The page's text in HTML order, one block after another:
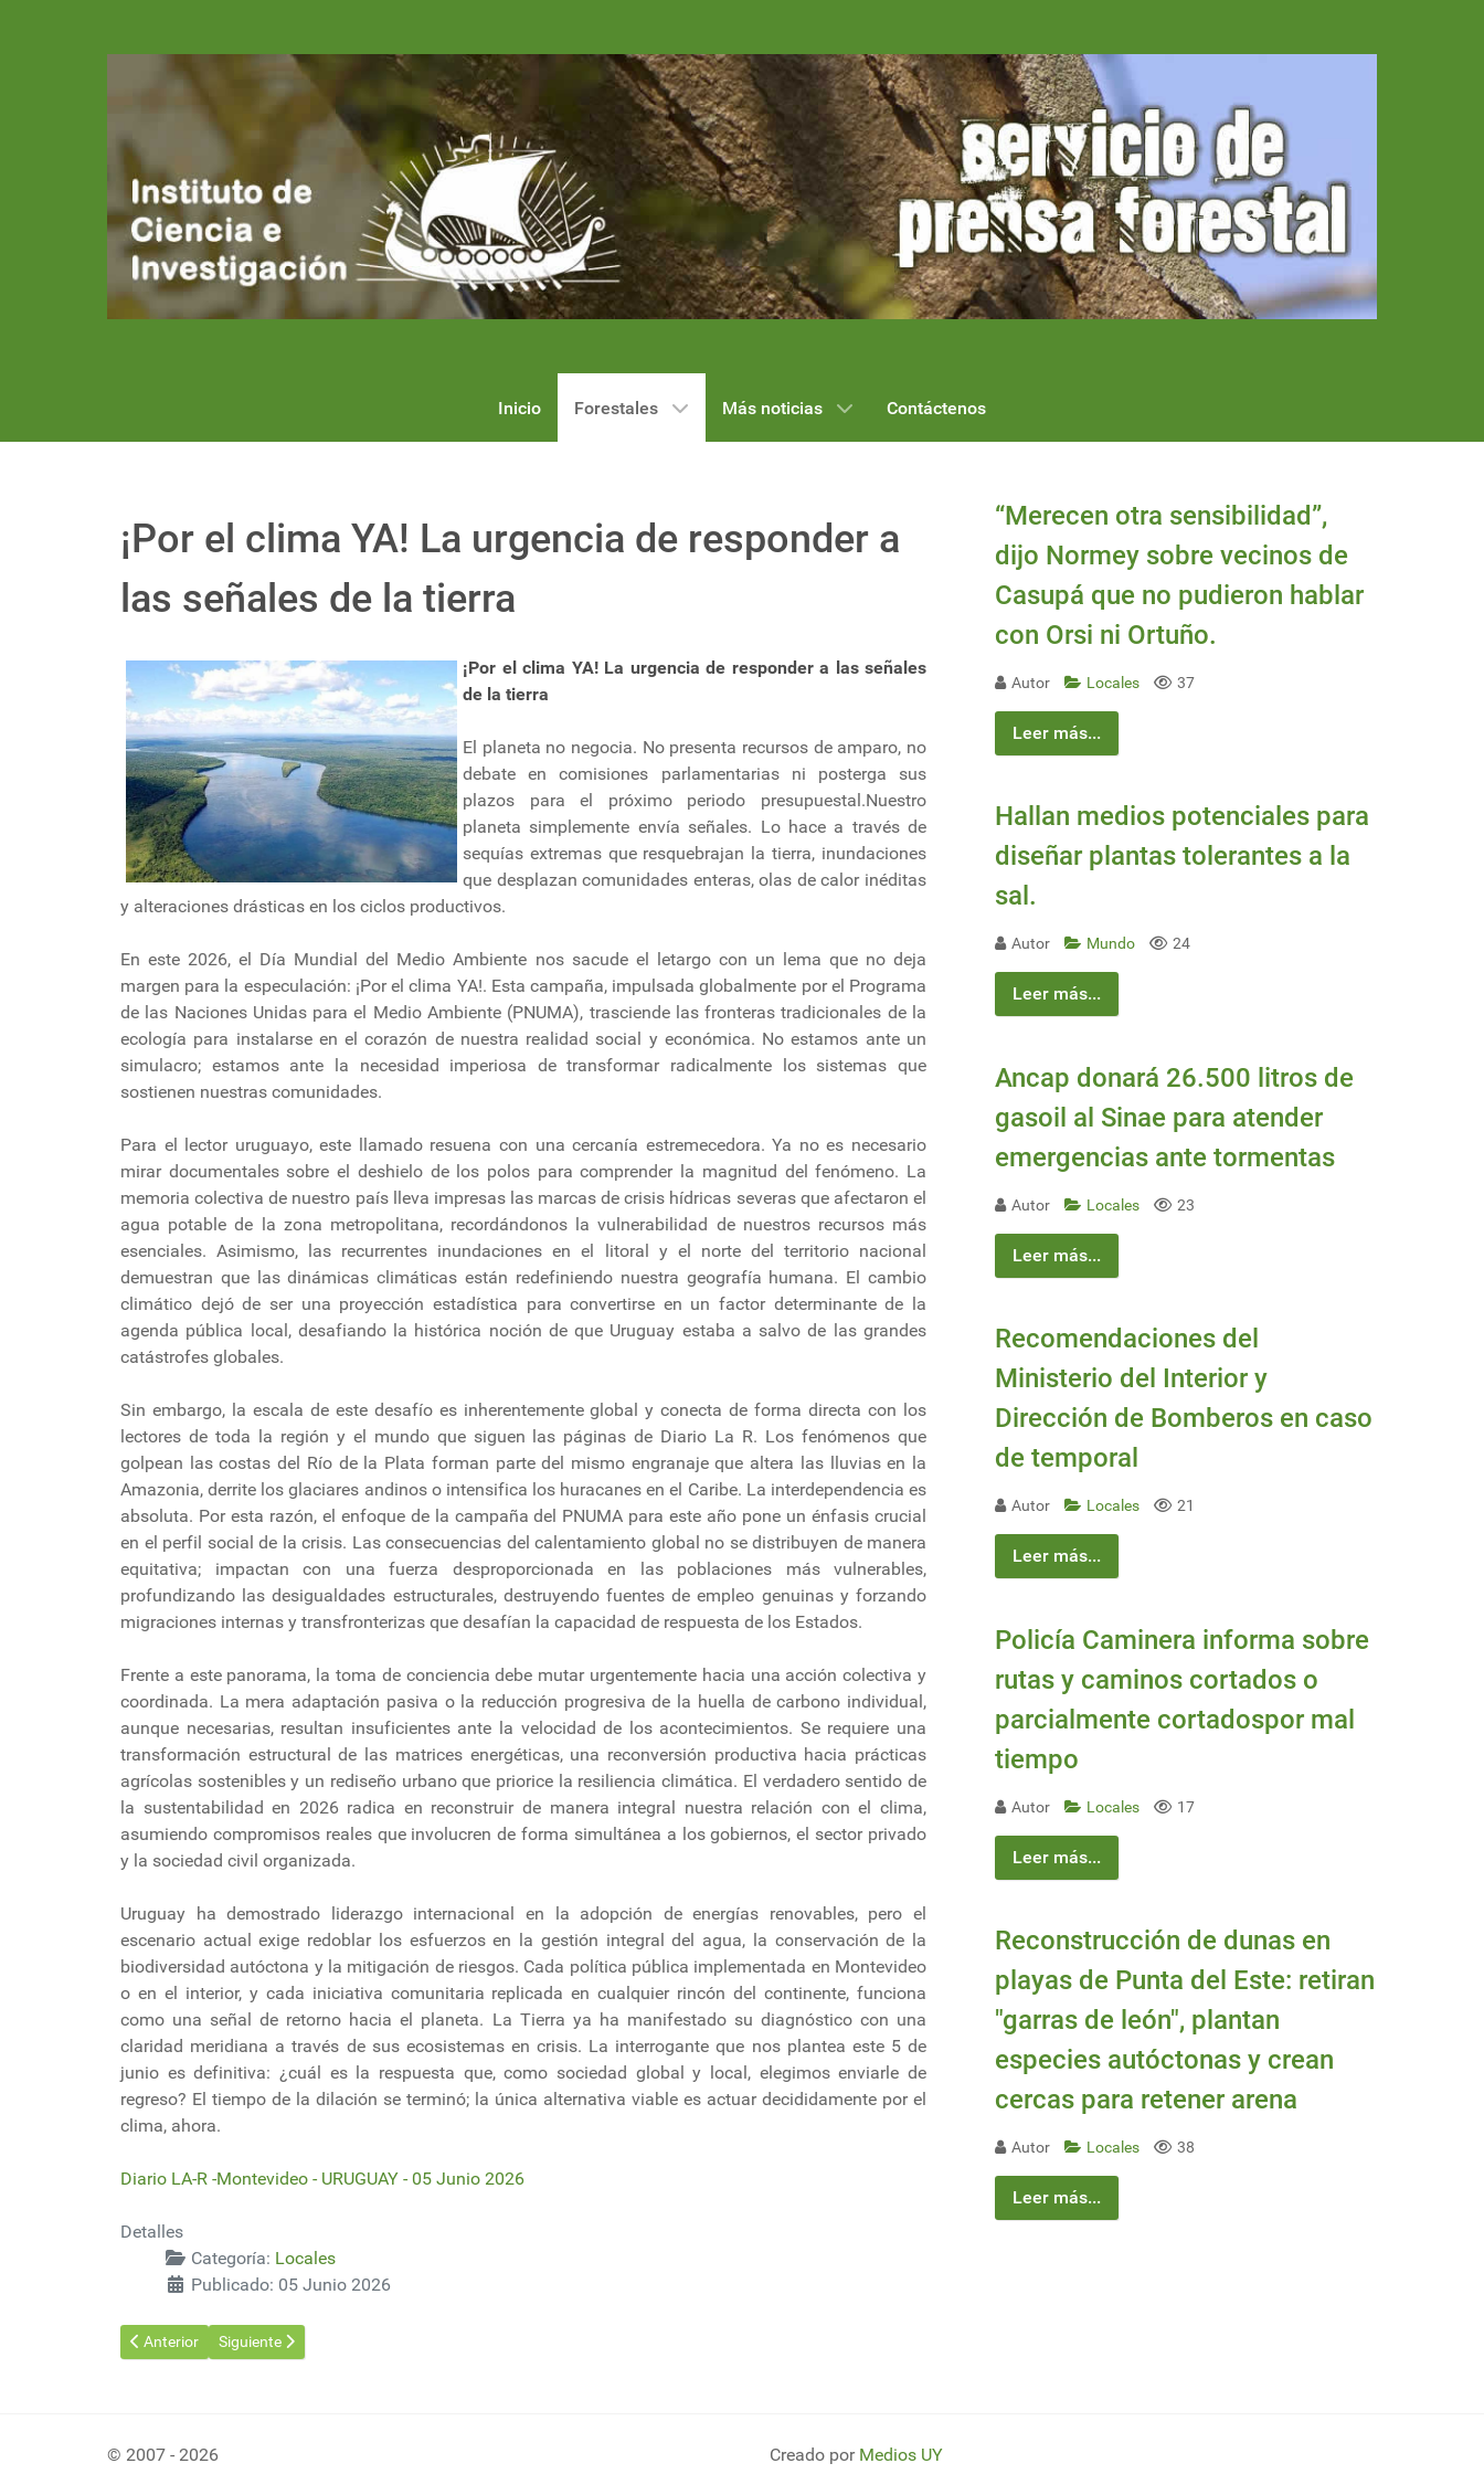
Inicio Forestales Más noticias Contáctenos
¡Por el clima YA! La urgencia de responder a
las señales de la tierra
¡Por el clima YA! La urgencia de responder a las señales
de la tierra
El planeta no negocia. No presenta recursos de amparo, no
debate en comisiones parlamentarias ni posterga sus
plazos para el próximo periodo presupuestal.Nuestro
planeta simplemente envía señales. Lo hace a través de
sequías extremas que resquebrajan la tierra, inundaciones
que desplazan comunidades enteras, olas de calor inéditas
y alteraciones drásticas en los ciclos productivos.
En este 2026, el Día Mundial del Medio Ambiente nos sacude el letargo con un lema que no deja
margen para la especulación: ¡Por el clima YA!. Esta campaña, impulsada globalmente por el Programa
de las Naciones Unidas para el Medio Ambiente (PNUMA), trasciende las fronteras tradicionales de la
ecología para instalarse en el corazón de nuestra realidad social y económica. No estamos ante un
simulacro; estamos ante la necesidad imperiosa de transformar radicalmente los sistemas que
sostienen nuestras comunidades.
Para el lector uruguayo, este llamado resuena con una cercanía estremecedora. Ya no es necesario
mirar documentales sobre el deshielo de los polos para comprender la magnitud del fenómeno. La
memoria colectiva de nuestro país lleva impresas las marcas de crisis hídricas severas que afectaron el
agua potable de la zona metropolitana, recordándonos la vulnerabilidad de nuestros recursos más
esenciales. Asimismo, las recurrentes inundaciones en el litoral y el norte del territorio nacional
demuestran que las dinámicas climáticas están redefiniendo nuestra geografía humana. El cambio
climático dejó de ser una proyección estadística para convertirse en un factor determinante de la
agenda pública local, desafiando la histórica noción de que Uruguay estaba a salvo de las grandes
catástrofes globales.
Sin embargo, la escala de este desafío es inherentemente global y conecta de forma directa con los
lectores de toda la región y el mundo que siguen las páginas de Diario La R. Los fenómenos que
golpean las costas del Río de la Plata forman parte del mismo engranaje que altera las lluvias en la
Amazonia, derrite los glaciares andinos o intensifica los huracanes en el Caribe. La interdependencia es
absoluta. Por esta razón, el enfoque de la campaña del PNUMA para este año pone un énfasis crucial
en el perfil social de la crisis. Las consecuencias del calentamiento global no se distribuyen de manera
equitativa; impactan con una fuerza desproporcionada en las poblaciones más vulnerables,
profundizando las desigualdades estructurales, destruyendo fuentes de empleo genuinas y forzando
migraciones internas y transfronterizas que desafían la capacidad de respuesta de los Estados.
Frente a este panorama, la toma de conciencia debe mutar urgentemente hacia una acción colectiva y
coordinada. La mera adaptación pasiva o la reducción progresiva de la huella de carbono individual,
aunque necesarias, resultan insuficientes ante la velocidad de los acontecimientos. Se requiere una
transformación estructural de las matrices energéticas, una reconversión productiva hacia prácticas
agrícolas sostenibles y un rediseño urbano que priorice la resiliencia climática. El verdadero sentido de
la sustentabilidad en 2026 radica en reconstruir de manera integral nuestra relación con el clima,
asumiendo compromisos reales que involucren de forma simultánea a los gobiernos, el sector privado
y la sociedad civil organizada.
Uruguay ha demostrado liderazgo internacional en la adopción de energías renovables, pero el
escenario actual exige redoblar los esfuerzos en la gestión integral del agua, la conservación de la
biodiversidad autóctona y la mitigación de riesgos. Cada política pública implementada en Montevideo
o en el interior, y cada iniciativa comunitaria replicada en cualquier rincón del continente, funciona
como una señal de retorno hacia el planeta. La Tierra ya ha manifestado su diagnóstico con una
claridad meridiana a través de sus ecosistemas en crisis. La interrogante que nos plantea este 5 de
junio es definitiva: ¿cuál es la respuesta que, como sociedad global y local, elegimos enviarle de
regreso? El tiempo de la dilación se terminó; la única alternativa viable es actuar decididamente por el
clima, ahora.
Diario LA-R -Montevideo - URUGUAY - 05 Junio 2026
Detalles
Categoría: Locales
Publicado: 05 Junio 2026
Artículo anterior: MEC e Intendencia de Montevideo promueven cambio cultural en relación con el ambiente y la gestión de residuos
Anterior Artículo siguiente: Día Mundial del Medio Ambiente: 65 estaciones ANCAP certificadas consolidan una red líder en gestión ambiental
Siguiente
“Merecen otra sensibilidad”,
dijo Normey sobre vecinos de
Casupá que no pudieron hablar
con Orsi ni Ortuño.
Autor Locales 37
Leer más...
Hallan medios potenciales para
diseñar plantas tolerantes a la
sal.
Autor Mundo 24
Leer más...
Ancap donará 26.500 litros de
gasoil al Sinae para atender
emergencias ante tormentas
Autor Locales 23
Leer más...
Recomendaciones del
Ministerio del Interior y
Dirección de Bomberos en caso
de temporal
Autor Locales 21
Leer más...
Policía Caminera informa sobre
rutas y caminos cortados o
parcialmente cortadospor mal
tiempo
Autor Locales 17
Leer más...
Reconstrucción de dunas en
playas de Punta del Este: retiran
"garras de león", plantan
especies autóctonas y crean
cercas para retener arena
Autor Locales 38
Leer más...
© 2007 - 2026 Creado por Medios UY